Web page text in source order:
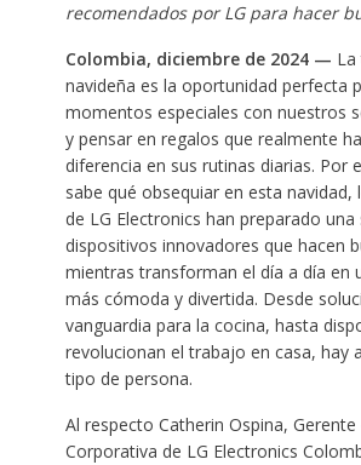
recomendados por LG para hacer
Colombia, diciembre de 2024 —
navideña es la oportunidad perfecta
momentos especiales con nuestros
y pensar en regalos que realmente
diferencia en sus rutinas diarias. Por
sabe qué obsequiar en esta navidad,
de LG Electronics han preparado una
dispositivos innovadores que hacen
mientras transforman el día a día en
más cómoda y divertida. Desde
vanguardia para la cocina, hasta
revolucionan el trabajo en casa, hay
tipo de persona.
Al respecto Catherin Ospina,
Corporativa de LG Electronics